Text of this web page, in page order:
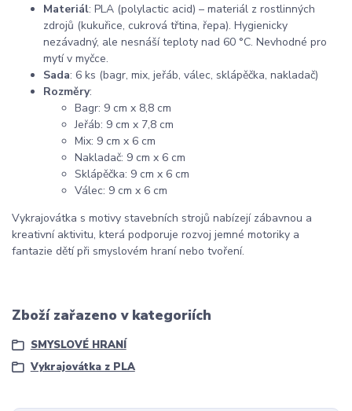
Materiál: PLA (polylactic acid) – materiál z rostlinných
zdrojů (kukuřice, cukrová třtina, řepa). Hygienicky
nezávadný, ale nesnáší teploty nad 60 °C. Nevhodné pro
mytí v myčce.
Sada: 6 ks (bagr, mix, jeřáb, válec, sklápěčka, nakladač)
Rozměry:
Bagr: 9 cm x 8,8 cm
Jeřáb: 9 cm x 7,8 cm
Mix: 9 cm x 6 cm
Nakladač: 9 cm x 6 cm
Sklápěčka: 9 cm x 6 cm
Válec: 9 cm x 6 cm
Vykrajovátka s motivy stavebních strojů nabízejí zábavnou a
kreativní aktivitu, která podporuje rozvoj jemné motoriky a
fantazie dětí při smyslovém hraní nebo tvoření.
Zboží zařazeno v kategoriích
SMYSLOVÉ HRANÍ
Vykrajovátka z PLA